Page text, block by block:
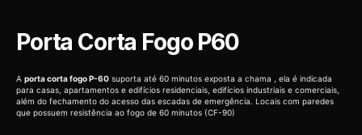
Porta Corta Fogo P60
A porta corta fogo P-60 suporta até 60 minutos exposta a chama , ela é indicada
para casas, apartamentos e edifícios residenciais, edifícios industriais e comerciais,
além do fechamento do acesso das escadas de emergência. Locais com paredes
que possuem resistência ao fogo de 60 minutos (CF-90)